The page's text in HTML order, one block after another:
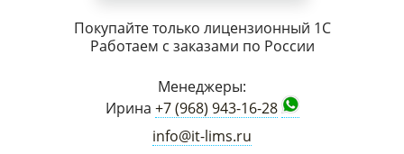
Покупайте только лицензионный 1С
Работаем с заказами по России
Менеджеры:
Ирина +7 (968) 943-16-28
info@it-lims.ru